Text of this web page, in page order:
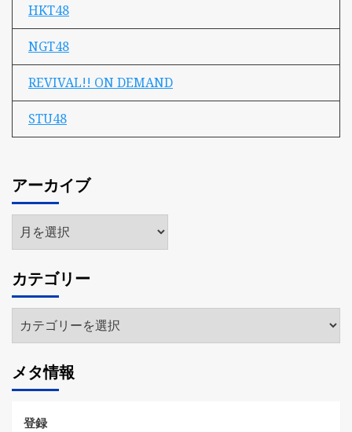
HKT48
NGT48
REVIVAL!! ON DEMAND
STU48
アーカイブ
ア
ー
イ
ブ
カテゴリー
テ
リ
ー
メタ情報
登録